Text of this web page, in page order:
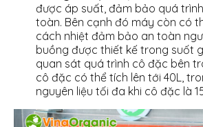
được áp suất, đảm bảo quá
toàn. Bên cạnh đó máy còn có
cách nhiệt đảm bảo an toàn
buồng được thiết kế trong suốt
quan sát quá trình cô đặc bên
cô đặc có thể tích lên tới 40L,
nguyên liệu tối đa khi cô đặc là